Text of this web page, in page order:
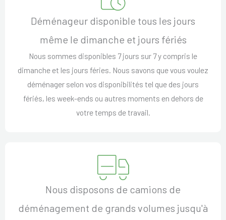
Déménageur disponible tous les jours
même le dimanche et jours fériés
Nous sommes disponibles 7 jours sur 7 y compris le
dimanche et les jours féries. Nous savons que vous voulez
déménager selon vos disponibilités tel que des jours
fériés, les week-ends ou autres moments en dehors de
votre temps de travail.
Nous disposons de camions de
déménagement de grands volumes jusqu'à